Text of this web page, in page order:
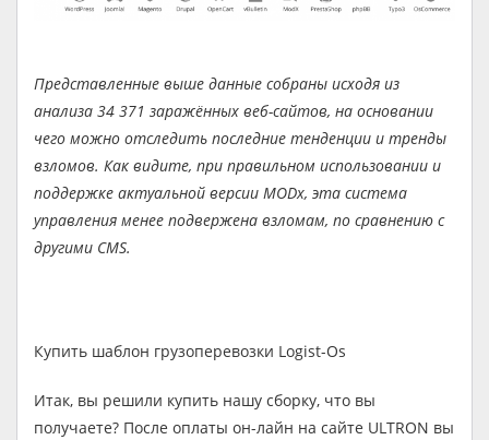
Представленные выше данные собраны исходя из
анализа 34 371 заражённых веб-сайтов, на основании
чего можно отследить последние тенденции и тренды
взломов. Как видите, при правильном использовании и
поддержке актуальной версии MODx, эта система
управления менее подвержена взломам, по сравнению с
другими CMS.
Купить шаблон грузоперевозки Logist-Os
Итак, вы решили купить нашу сборку, что вы
получаете? После оплаты он-лайн на сайте ULTRON вы